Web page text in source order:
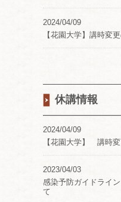
2024/04/09
【花園大学】講時変
休講情報
2024/04/09
【花園大学】 講時
2023/04/03
感染予防ガイドライ
て